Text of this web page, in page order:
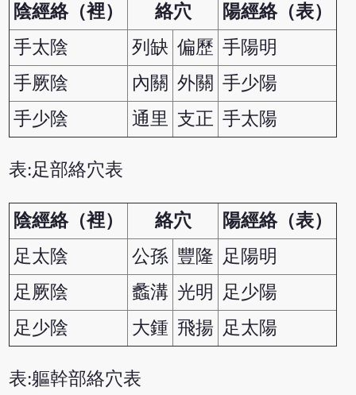
陰經絡（裡） 絡穴
陽經絡（表）
手太陰
列缺 偏歷 手陽明
手厥陰
內關 外關 手少陽
手少陰
通里 支正 手太陽
表:足部絡穴表
陰經絡（裡） 絡穴
陽經絡（表）
足太陰
公孫 豐隆 足陽明
足厥陰
蠡溝 光明
足少陽
足少陰
大鍾 飛揚 足太陽
表:軀幹部絡穴表